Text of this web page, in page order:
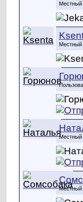
Местный
Местный
Местный
Местный